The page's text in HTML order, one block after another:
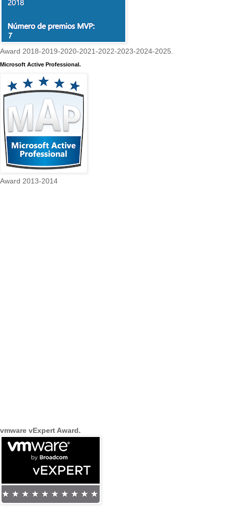
Award 2018-2019-2020-2021-2022-2023-2024-2025.
Microsoft Active Professional.
Award 2013-2014
vmware vExpert Award.